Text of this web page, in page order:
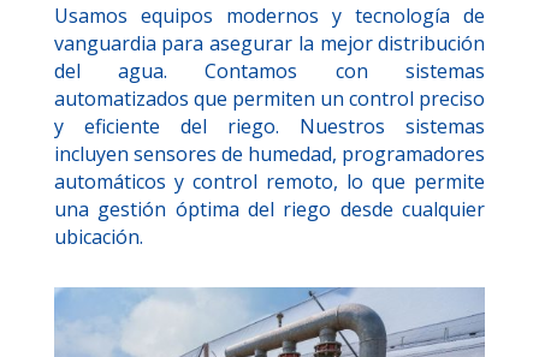
Usamos equipos modernos y tecnología de
vanguardia para asegurar la mejor distribución
del agua. Contamos con sistemas
automatizados que permiten un control preciso
y eficiente del riego. Nuestros sistemas
incluyen sensores de humedad, programadores
automáticos y control remoto, lo que permite
una gestión óptima del riego desde cualquier
ubicación.